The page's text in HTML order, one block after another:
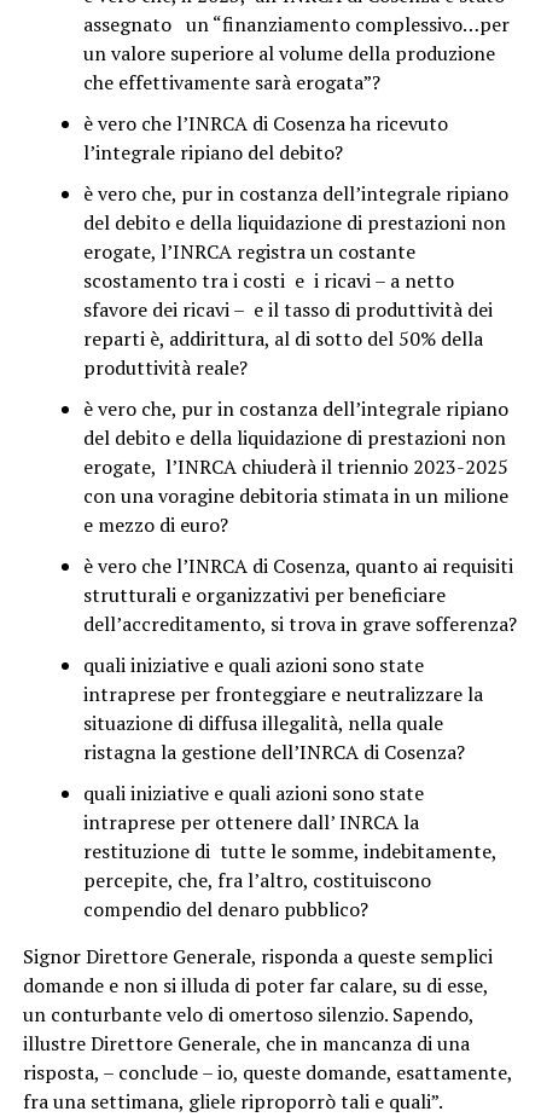
assegnato un “finanziamento complessivo…per
un valore superiore al volume della produzione
che effettivamente sarà erogata”?
è vero che l’INRCA di Cosenza ha ricevuto
l’integrale ripiano del debito?
è vero che, pur in costanza dell’integrale ripiano
del debito e della liquidazione di prestazioni non
erogate, l’INRCA registra un costante
scostamento tra i costi e i ricavi – a netto
sfavore dei ricavi – e il tasso di produttività dei
reparti è, addirittura, al di sotto del 50% della
produttività reale?
è vero che, pur in costanza dell’integrale ripiano
del debito e della liquidazione di prestazioni non
erogate, l’INRCA chiuderà il triennio 2023-2025
con una voragine debitoria stimata in un milione
e mezzo di euro?
è vero che l’INRCA di Cosenza, quanto ai requisiti
strutturali e organizzativi per beneficiare
dell’accreditamento, si trova in grave sofferenza?
quali iniziative e quali azioni sono state
intraprese per fronteggiare e neutralizzare la
situazione di diffusa illegalità, nella quale
ristagna la gestione dell’INRCA di Cosenza?
quali iniziative e quali azioni sono state
intraprese per ottenere dall’ INRCA la
restituzione di tutte le somme, indebitamente,
percepite, che, fra l’altro, costituiscono
compendio del denaro pubblico?
Signor Direttore Generale, risponda a queste semplici
domande e non si illuda di poter far calare, su di esse,
un conturbante velo di omertoso silenzio. Sapendo,
illustre Direttore Generale, che in mancanza di una
risposta, – conclude – io, queste domande, esattamente,
fra una settimana, gliele riproporrò tali e quali”.